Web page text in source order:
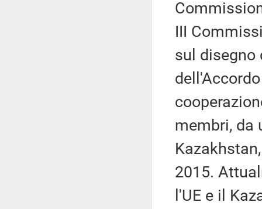
III
sul disegno
membri, da
2015.
l'UE e il